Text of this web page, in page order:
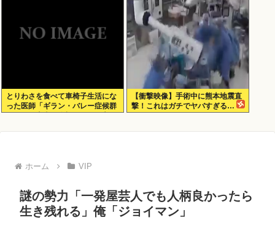
とりわさを食べて車椅子生活にな
った医師「ギラン・バレー症候群
【衝撃映像】手術中に熊本地震直
撃！これはガチでヤバすぎる…
ホーム VIP
謎の勢力「一発屋芸人でも人柄良かったら
生き残れる」俺「ジョイマン」